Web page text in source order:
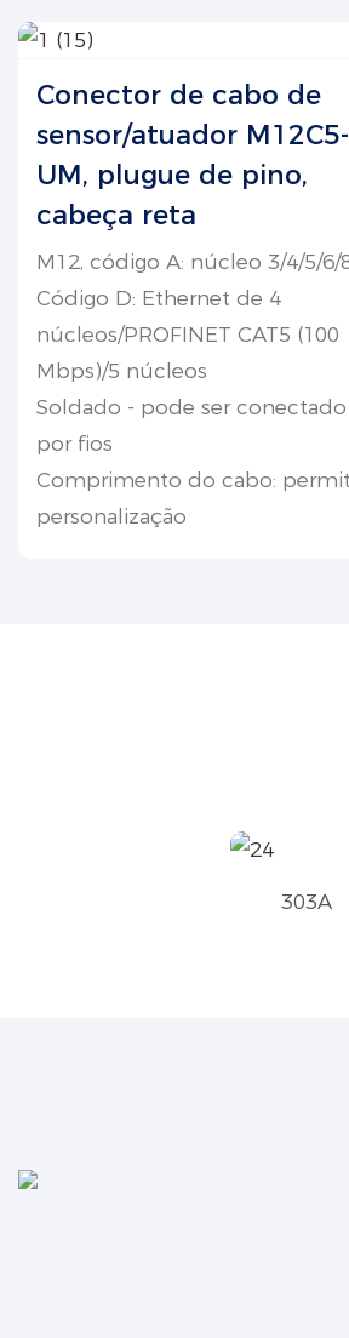
Conector de cabo de
sensor/atuador M12C5-
UM, plugue de pino,
cabeça reta
M12, código A: núcleo 3/4/5/6/
Código D: Ethernet de 4
núcleos/PROFINET CAT5 (100
Mbps)/5 núcleos
Soldado - pode ser conectado
por fios
Comprimento do cabo:
personalização
303A